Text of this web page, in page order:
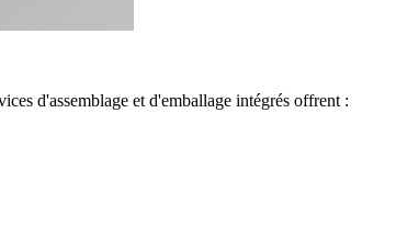
d'assemblage et d'emballage intégrés offrent :